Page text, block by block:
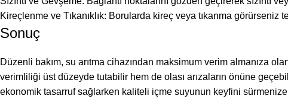
Kireçlenme ve Tıkanıklık: Borularda kireç veya tıkanma
Sonuç
Düzenli bakım, su arıtma cihazından maksimum verim almanıza
verimliliği üst düzeyde tutabilir hem de olası arızaların önüne
ekonomik tasarruf sağlarken kaliteli içme suyunun keyfini